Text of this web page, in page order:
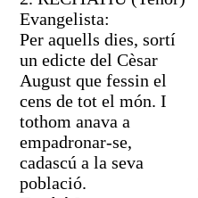
Evangelista:
Per aquells dies, sortí
un edicte del Cèsar
August que fessin el
cens de tot el món. I
tothom anava a
empadronar-se,
cadascú a la seva
població.